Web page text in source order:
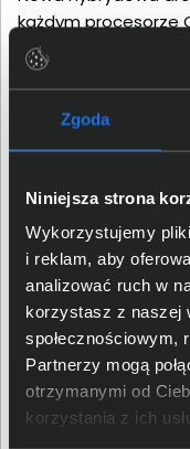
Zgoda
Niniejsza strona
Wykorzystujemy
i reklam, aby
analizować ruch w
korzystasz z naszej
społecznościowym,
Partnerzy mogą
otrzymanymi od
korzystania z ich
każdym procesorze
NPU w jednym
nowych,
czasie
Umożliwi to ponad
(ISV), które są
obsługa nawet
wykorzystujących
nie pobiera dużych
zalet, jak
zmniejszona emisja
komputera.